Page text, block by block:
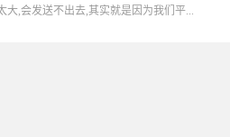
大,会发送不出去,其实就是因为我们平...